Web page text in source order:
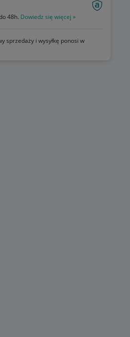
48h. Dowiedz się więcej »
sprzedaży i wysyłkę ponosi w